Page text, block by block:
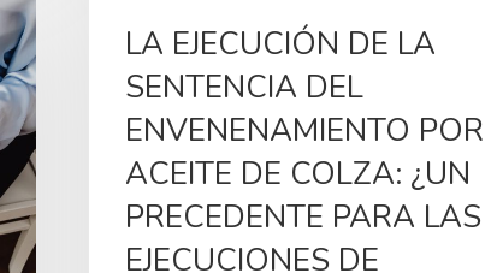
LA EJECUCIÓN DE LA
SENTENCIA DEL
ENVENENAMIENTO POR
ACEITE DE COLZA: ¿UN
PRECEDENTE PARA LAS
EJECUCIONES DE